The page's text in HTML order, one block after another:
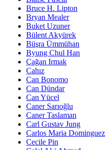
Bruce H. Lipton
Bryan Mealer
Buket Uzuner
Bülent Akyürek
Büşra Ümmühan
Byung Chul Han
Çağan Irmak
Cahız
Can Bonomo
Can Dündar
Can Yücel
Caner Sarıoğlu
Caner Taslaman
Carl Gustav Jung
Carlos Maria Dominguez
Cecile Pin